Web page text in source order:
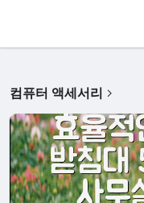
컴퓨터 액세서리